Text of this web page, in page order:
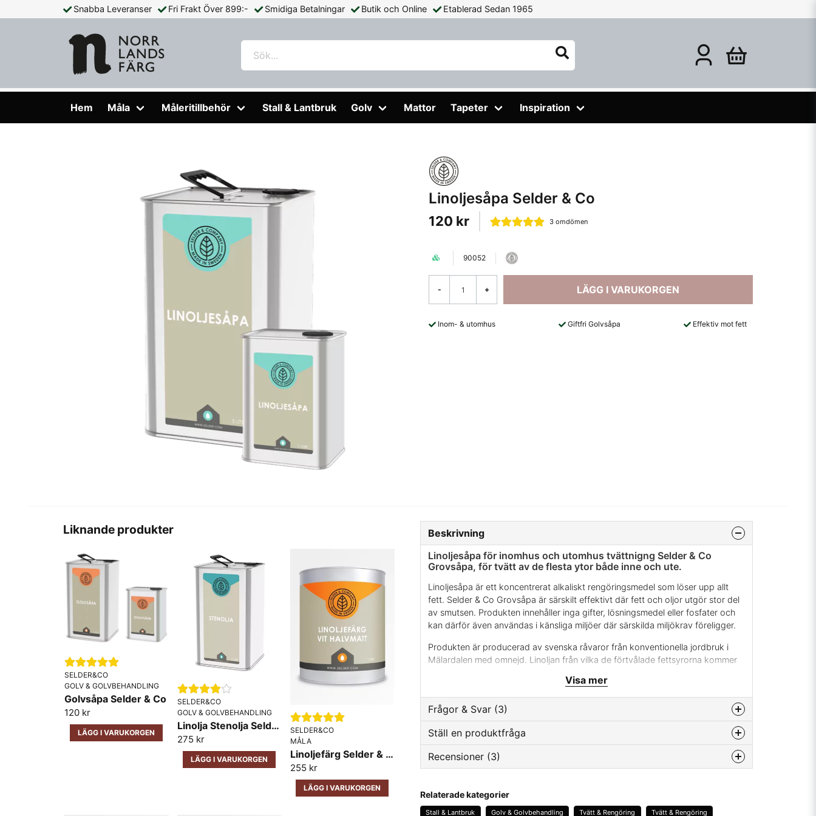
Snabba Leveranser Fri Frakt Över 899:- Smidiga Betalningar Butik och Online Etablerad Sedan 1965
Hem Måla Måleritillbehör Stall & Lantbruk Golv Mattor Tapeter Inspiration
Linoljesåpa Selder & Co
120 kr 3 omdömen
90052
- + LÄGG I VARUKORGEN
Inom- & utomhus Giftfri Golvsåpa Effektiv mot fett
Liknande produkter
SELDER&CO
GOLV & GOLVBEHANDLING
Golvsåpa Selder & Co
120 kr
LÄGG I VARUKORGEN
SELDER&CO
GOLV & GOLVBEHANDLING
Linolja Stenolja Selder & Co
275 kr
LÄGG I VARUKORGEN
SELDER&CO
MÅLA
Linoljefärg Selder & Co Halvmatt
255 kr
LÄGG I VARUKORGEN
Beskrivning
Linoljesåpa för inomhus och utomhus tvättnigng Selder & Co
Grovsåpa, för tvätt av de flesta ytor både inne och ute.
Linoljesåpa är ett koncentrerat alkaliskt rengöringsmedel som löser upp allt
fett. Selder & Co Grovsåpa är särskilt effektivt där fett och oljor utgör stor del
av smutsen. Produkten innehåller inga gifter, lösningsmedel eller fosfater och
kan därför även användas i känsliga miljöer där särskilda miljökrav föreligger.
Produkten är producerad av svenska råvaror från konventionella jordbruk i
Mälardalen med omnejd. Linoljan från vilka de förtvålade fettsyrorna kommer
möjligheten att välja tvättkraft från mycket stark till mycket mild.
Det är lämpligt att prova sig fram på mindre ytor för att se vilken spädning som
Grovsåpa fungerar utmärkt i maskiner där rengöringsmedel doseras ur avsedd
alltid mycket noga med att skölja av ytorna med vatten så att inte rester av
avfettningen blir kvar.
Visa mer
Frågor & Svar (3)
Går grovsåpan att använda för att behandla trall?
Ja, det går utmärkt.
Ställ en produktfråga
question
Fråga oss något om denna produkten...
Recensioner (3)
Susanna
för 11 månader sedan
Relaterade kategorier
Stall & Lantbruk Golv & Golvbehandling Tvätt & Rengöring Tvätt & Rengöring